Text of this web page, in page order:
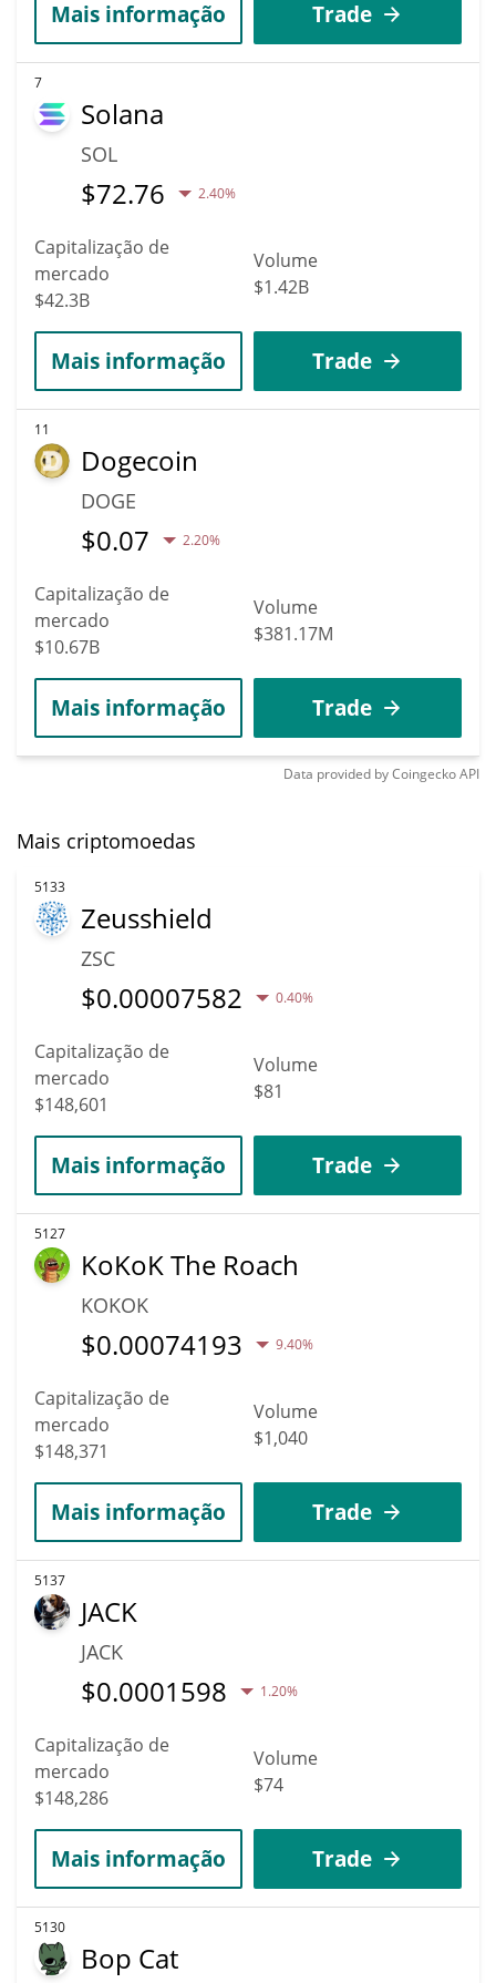
Mais informação Trade
7
Solana
SOL
$72.76 2.40%
Capitalização de
mercado
$42.3B
Volume
$1.42B
Mais informação Trade
11
Dogecoin
DOGE
$0.07 2.20%
Capitalização de
mercado
$10.67B
Volume
$381.17M
Mais informação Trade
Data provided byCoingeckoAPI
Mais criptomoedas
5133
Zeusshield
ZSC
$0.00007582 0.40%
Capitalização de
mercado
$148,601
Volume
$81
Mais informação Trade
5127
KoKoK The Roach
KOKOK
$0.00074193 9.40%
Capitalização de
mercado
$148,371
Volume
$1,040
Mais informação Trade
5137
JACK
JACK
$0.0001598 1.20%
Capitalização de
mercado
$148,286
Volume
$74
Mais informação Trade
5130
Bop Cat